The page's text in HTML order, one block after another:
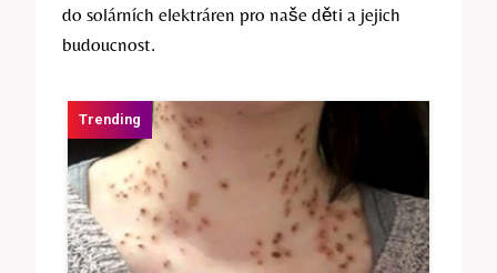
do solárních elektráren pro naše děti a jejich
budoucnost.